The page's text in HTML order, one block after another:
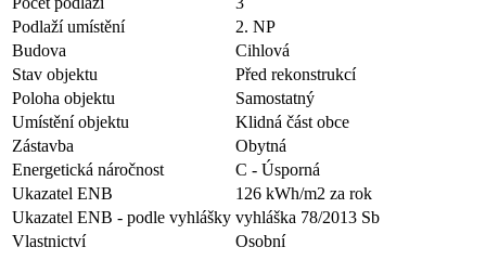
Podlaží umístění
2. NP
Budova
Cihlová
Stav objektu
Před rekonstrukcí
Poloha objektu
Samostatný
Umístění objektu
Klidná část obce
Zástavba
Obytná
Energetická náročnost
C - Úsporná
Ukazatel ENB
126 kWh/m2 za rok
Ukazatel ENB - podle vyhlášky vyhláška 78/2013 Sb
Vlastnictví
Osobní